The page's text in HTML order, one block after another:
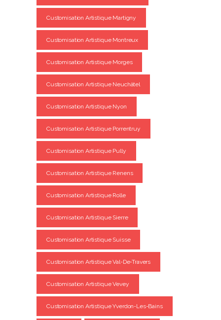
Customisation Artistique Martigny
Customisation Artistique Montreux
Customisation Artistique Morges
Customisation Artistique Neuchâtel
Customisation Artistique Nyon
Customisation Artistique Porrentruy
Customisation Artistique Pully
Customisation Artistique Renens
Customisation Artistique Rolle
Customisation Artistique Sierre
Customisation Artistique Suisse
Customisation Artistique Val-De-Travers
Customisation Artistique Vevey
Customisation Artistique Yverdon-Les-Bains